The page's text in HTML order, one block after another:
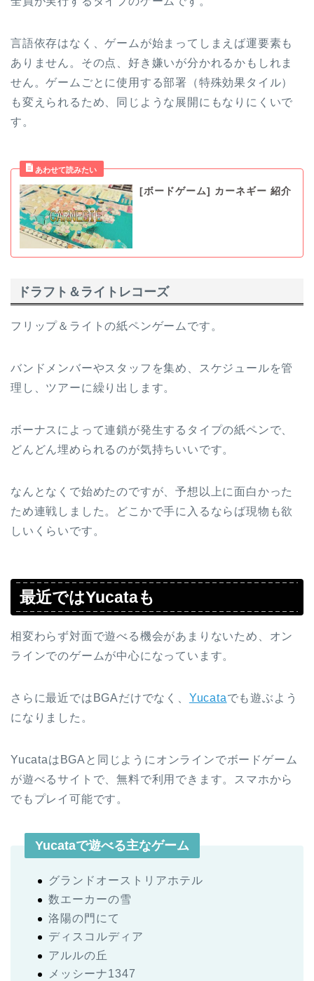
言語依存はなく、ゲームが始まってしまえば運要素も
ありません。その点、好き嫌いが分かれるかもしれま
せん。ゲームごとに使用する部署（特殊効果タイル）
も変えられるため、同じような展開にもなりにくいで
す。
[ボードゲーム] カーネギー 紹介
ドラフト＆ライトレコーズ
フリップ＆ライトの紙ペンゲームです。
バンドメンバーやスタッフを集め、スケジュールを管
理し、ツアーに繰り出します。
ボーナスによって連鎖が発生するタイプの紙ペンで、
どんどん埋められるのが気持ちいいです。
なんとなくで始めたのですが、予想以上に面白かった
ため連戦しました。どこかで手に入るならば現物も欲
しいくらいです。
最近ではYucataも
相変わらず対面で遊べる機会があまりないため、オン
ラインでのゲームが中心になっています。
さらに最近ではBGAだけでなく、 Yucataでも遊ぶよう
になりました。
YucataはBGAと同じようにオンラインでボードゲーム
が遊べるサイトで、無料で利用できます。スマホから
でもプレイ可能です。
Yucataで遊べる主なゲーム
グランドオーストリアホテル
数エーカーの雪
洛陽の門にて
ディスコルディア
アルルの丘
メッシーナ1347